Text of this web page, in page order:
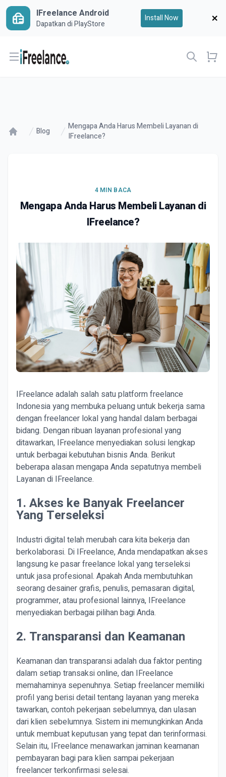
IFreelance Android
Dapatkan di PlayStore
Install Now
Open menu
Blog
Mengapa Anda Harus Membeli Layanan di
IFreelance?
4 MIN BACA
Mengapa Anda Harus Membeli Layanan di
IFreelance?
IFreelance adalah salah satu platform freelance
Indonesia yang membuka peluang untuk bekerja sama
dengan freelancer lokal yang handal dalam berbagai
bidang. Dengan ribuan layanan profesional yang
ditawarkan, IFreelance menyediakan solusi lengkap
untuk berbagai kebutuhan bisnis Anda. Berikut
beberapa alasan mengapa Anda sepatutnya membeli
Layanan di IFreelance.
1. Akses ke Banyak Freelancer
Yang Terseleksi
Industri digital telah merubah cara kita bekerja dan
berkolaborasi. Di IFreelance, Anda mendapatkan akses
langsung ke pasar freelance lokal yang terseleksi
untuk jasa profesional. Apakah Anda membutuhkan
seorang desainer grafis, penulis, pemasaran digital,
programmer, atau profesional lainnya, IFreelance
menyediakan berbagai pilihan bagi Anda.
2. Transparansi dan Keamanan
Keamanan dan transparansi adalah dua faktor penting
dalam setiap transaksi online, dan IFreelance
memahaminya sepenuhnya. Setiap freelancer memiliki
profil yang berisi detail tentang layanan yang mereka
tawarkan, contoh pekerjaan sebelumnya, dan ulasan
dari klien sebelumnya. Sistem ini memungkinkan Anda
untuk membuat keputusan yang tepat dan terinformasi.
Selain itu, IFreelance menawarkan jaminan keamanan
pembayaran bagi para klien sampai pekerjaan
freelancer terkonfirmasi selesai.